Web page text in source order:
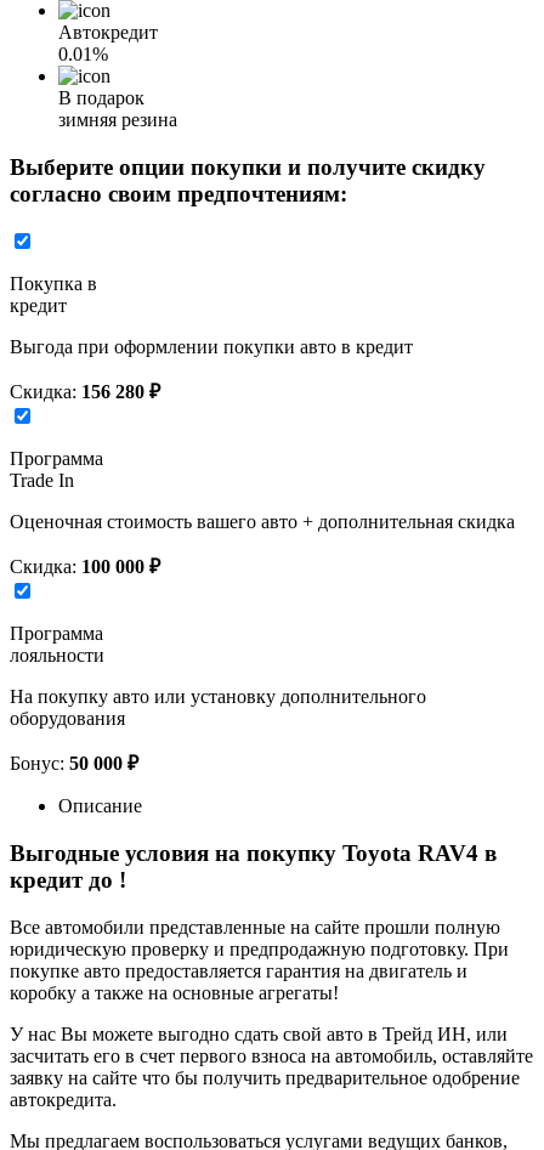
Автокредит
0.01%
В подарок
зимняя резина
Выберите опции покупки и получите скидку
согласно своим предпочтениям:
Покупка в
кредит
Выгода при оформлении покупки авто в кредит
Скидка: 156 280 ₽
Программа
Trade In
Оценочная стоимость вашего авто + дополнительная скидка
Скидка: 100 000 ₽
Программа
лояльности
На покупку авто или установку дополнительного
оборудования
Бонус: 50 000 ₽
Описание
Выгодные условия на покупку Toyota RAV4 в
кредит до !
Все автомобили представленные на сайте прошли полную
юридическую проверку и предпродажную подготовку. При
покупке авто предоставляется гарантия на двигатель и
коробку а также на основные агрегаты!
У нас Вы можете выгодно сдать свой авто в Трейд ИН, или
засчитать его в счет первого взноса на автомобиль, оставляйте
заявку на сайте что бы получить предварительное одобрение
автокредита.
Мы предлагаем воспользоваться услугами ведущих банков,